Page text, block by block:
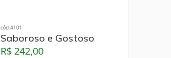
cód 4101
Saboroso e Gostoso
R$ 242,00